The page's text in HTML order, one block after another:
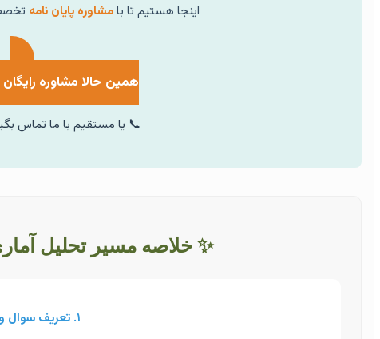
اینجا هستیم تا بامشاوره پایان نامه
همین حالا مشاوره
📞 یا مستقیم با ما تماس
✨ خلاصه مسیر تحلیل
۱. تعریف سوال و فرضیه